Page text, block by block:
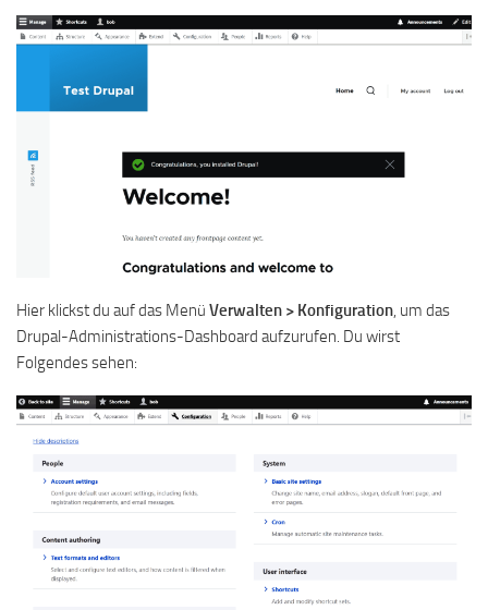
Hier klickst du auf das Menü Verwalten > Konfiguration, um das
Drupal-Administrations-Dashboard aufzurufen. Du wirst
Folgendes sehen: